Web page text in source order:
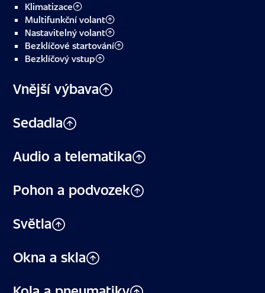
Klimatizace
Multifunkční volant
Nastavitelný volant
Bezklíčové startování
Bezklíčový vstup
Vnější výbava
Sedadla
Audio a telematika
Pohon a podvozek
Světla
Okna a skla